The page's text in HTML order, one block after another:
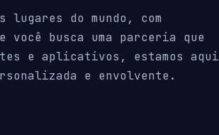
lugares do mundo, com
busca uma parceria que
e aplicativos, estamos aqui
e envolvente.